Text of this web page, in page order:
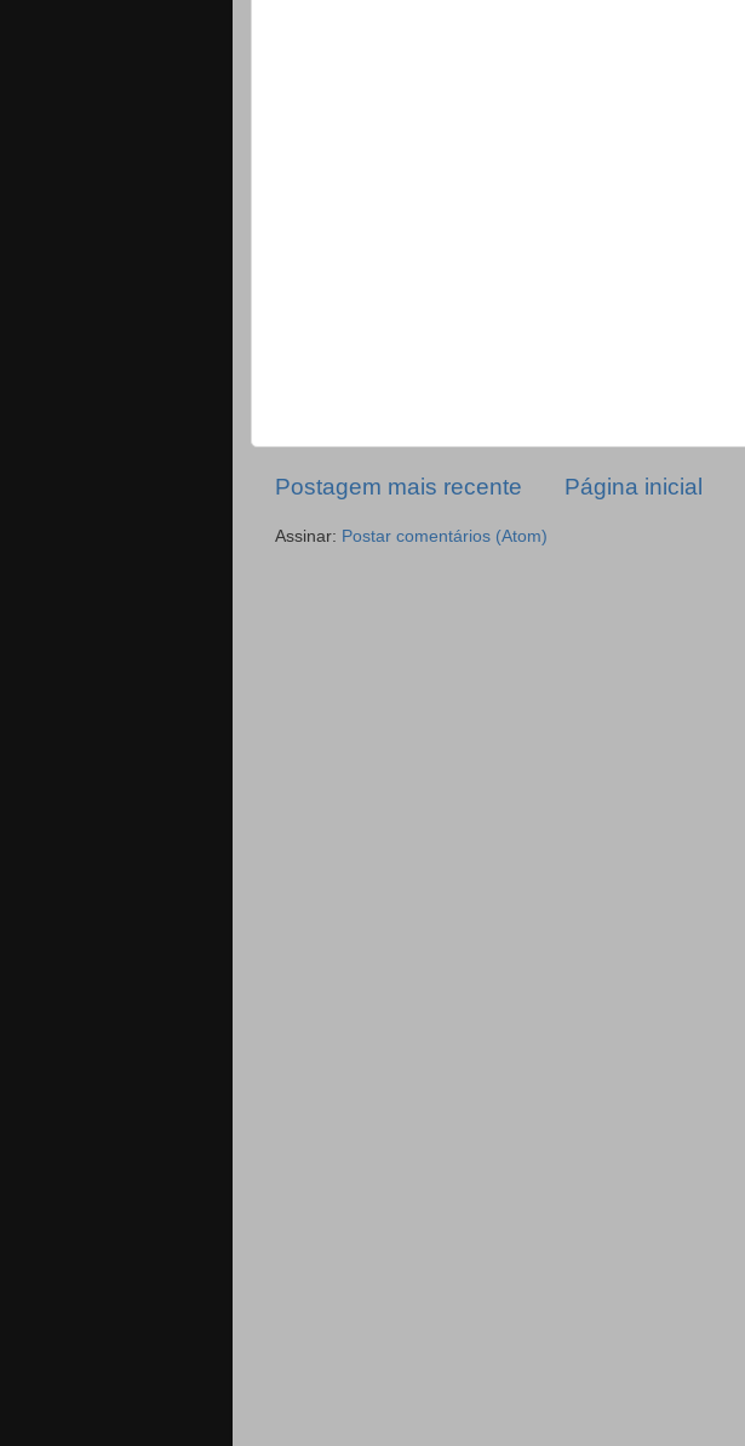
Postagem mais recente Página inicial
Assinar: Postar comentários (Atom)